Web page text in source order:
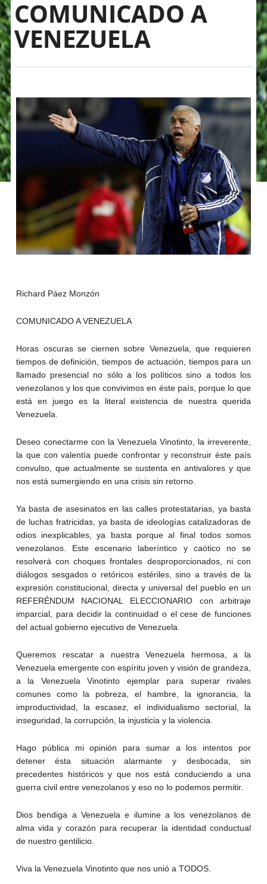
COMUNICADO A
VENEZUELA
Richard Páez Monzón
COMUNICADO A VENEZUELA
Horas oscuras se ciernen sobre Venezuela, que requieren
tiempos de definición, tiempos de actuación, tiempos para un
llamado presencial no sólo a los políticos sino a todos los
venezolanos y los que convivimos en éste país, porque lo que
está en juego es la literal existencia de nuestra querida
Venezuela.
Deseo conectarme con la Venezuela Vinotinto, la irreverente,
la que con valentía puede confrontar y reconstruir éste país
convulso, que actualmente se sustenta en antivalores y que
nos está sumergiendo en una crisis sin retorno.
Ya basta de asesinatos en las calles protestatarias, ya basta
de luchas fratricidas, ya basta de ideologías catalizadoras de
odios inexplicables, ya basta porque al final todos somos
venezolanos. Este escenario laberíntico y caótico no se
resolverá con choques frontales desproporcionados, ni con
diálogos sesgados o retóricos estériles, sino a través de la
expresión constitucional, directa y universal del pueblo en un
REFERÉNDUM NACIONAL ELECCIONARIO con arbitraje
imparcial, para decidir la continuidad o el cese de funciones
del actual gobierno ejecutivo de Venezuela.
Queremos rescatar a nuestra Venezuela hermosa, a la
Venezuela emergente con espíritu joven y visión de grandeza,
a la Venezuela Vinotinto ejemplar para superar rivales
comunes como la pobreza, el hambre, la ignorancia, la
improductividad, la escasez, el individualismo sectorial, la
inseguridad, la corrupción, la injusticia y la violencia.
Hago pública mi opinión para sumar a los intentos por
detener ésta situación alarmante y desbocada, sin
precedentes históricos y que nos está conduciendo a una
guerra civil entre venezolanos y eso no lo podemos permitir.
Dios bendiga a Venezuela e ilumine a los venezolanos de
alma vida y corazón para recuperar la identidad conductual
de nuestro gentilicio.
Viva la Venezuela Vinotinto que nos unió a TODOS.